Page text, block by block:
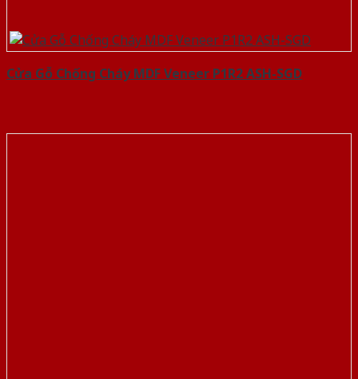
Cửa Gỗ Chống Cháy MDF Veneer P1R2 ASH-SGD